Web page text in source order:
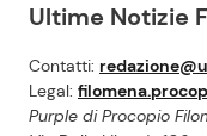
Ultime Notizie
Contatti:
Legal:
Purple di Procopio